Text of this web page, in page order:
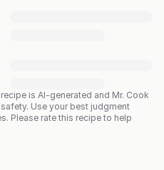
is AI-generated and Mr. Cook
Use your best judgment
Please rate this recipe to help